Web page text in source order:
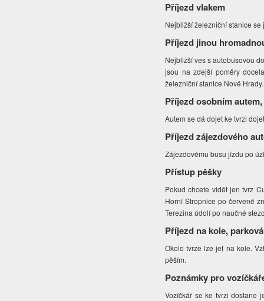
Příjezd vlakem
Nejbližší železniční stanice
Příjezd jinou
Nejbližší ves s autobusovou
jsou na zdejší poměry
železniční stanice Nové
Příjezd osobním
Autem se dá dojet ke tvrzi
Příjezd zájezdového
Zájezdovému busu jízdu po
Přístup pěšky
Pokud chcete vidět jen tvrz
Horní Stropnice po červené
Terezina údolí po naučné
Příjezd na kole,
Okolo tvrze lze jet na kole.
pěším.
Poznámky pro
Vozíčkář se ke tvrzi dostane